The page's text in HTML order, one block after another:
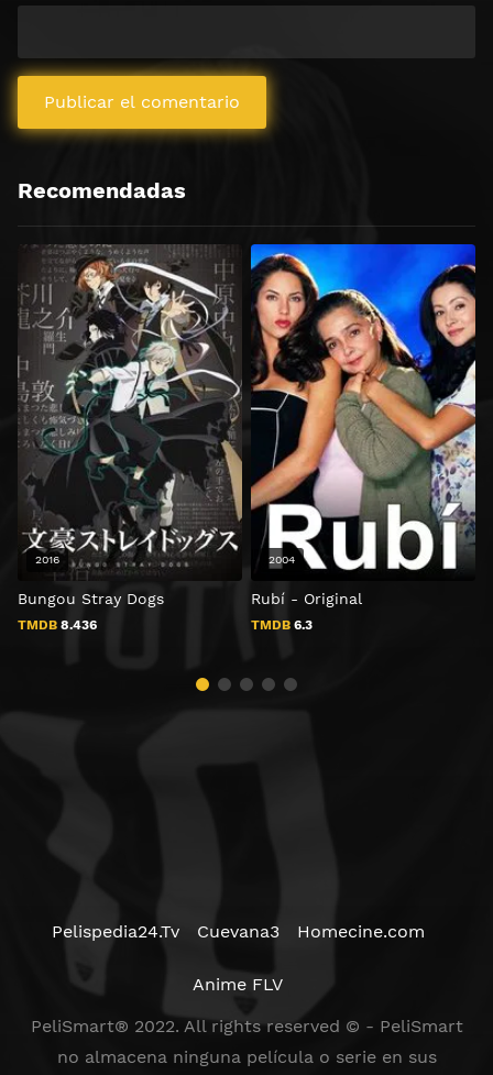
Recomendadas
Bungou Stray Dogs
TMDB 8.436
2016
Rubí - Original
TMDB 6.3
2004
Pelispedia24.Tv Cuevana3 Homecine.com
Anime FLV
PeliSmart® 2022. All rights reserved © - PeliSmart
no almacena ninguna película o serie en sus